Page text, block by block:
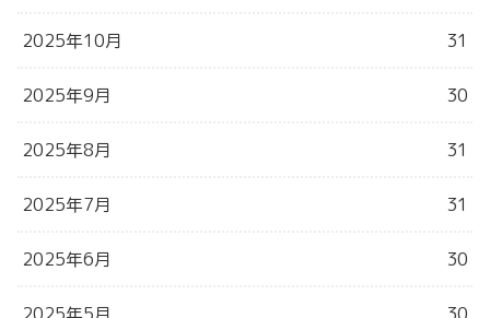
2025年10月 31
2025年9月 30
2025年8月 31
2025年7月 31
2025年6月 30